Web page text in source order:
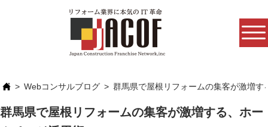
Webコンサルブログ 群馬県で屋根リフォームの集客が激増す
群馬県で屋根リフォームの集客が激増する、ホー